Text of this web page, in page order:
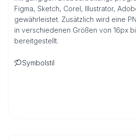
Figma, Sketch, Corel, Illustrator,
gewährleistet. Zusätzlich wird eine
in verschiedenen Größen von 16px
bereitgestellt.
Symbolstil